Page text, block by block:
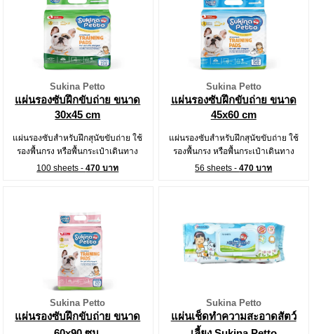
Sukina Petto
แผ่นรองซับฝึกขับถ่าย ขนาด
30x45 cm
แผ่นรองซับสำหรับฝึกสุนัขขับถ่าย ใช้
รองพื้นกรง หรือพื้นกระเป๋าเดินทาง
100 sheets -470 บาท
Sukina Petto
แผ่นรองซับฝึกขับถ่าย ขนาด
45x60 cm
แผ่นรองซับสำหรับฝึกสุนัขขับถ่าย ใช้
รองพื้นกรง หรือพื้นกระเป๋าเดินทาง
56 sheets -470 บาท
Sukina Petto
แผ่นรองซับฝึกขับถ่าย ขนาด
Sukina Petto
แผ่นเช็ดทำความสะอาดสัตว์